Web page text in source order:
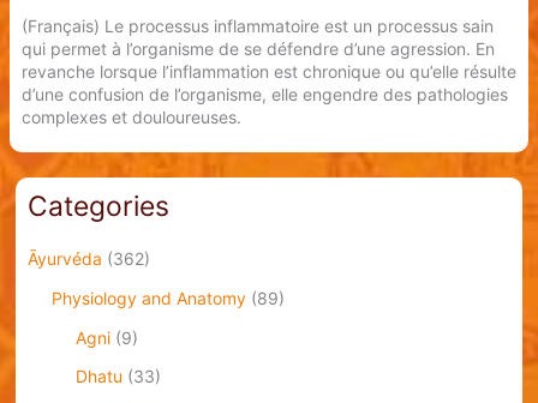
(Français) Le processus inflammatoire est un processus sain
qui permet à l’organisme de se défendre d’une agression. En
revanche lorsque l’inflammation est chronique ou qu’elle résulte
d’une confusion de l’organisme, elle engendre des pathologies
complexes et douloureuses.
Categories
Āyurvéda (362)
Physiology and Anatomy(89)
Agni(9)
Dhatu (33)